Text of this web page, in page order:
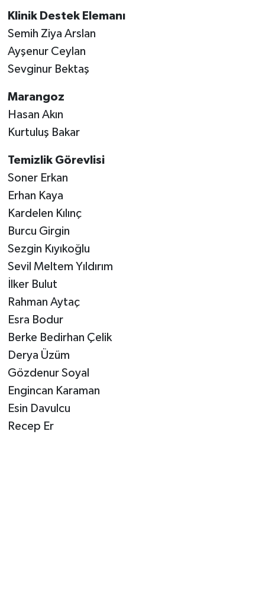
Klinik Destek Elemanı
Semih Ziya Arslan
Ayşenur Ceylan
Sevginur Bektaş
Marangoz
Hasan Akın
Kurtuluş Bakar
Temizlik Görevlisi
Soner Erkan
Erhan Kaya
Kardelen Kılınç
Burcu Girgin
Sezgin Kıyıkoğlu
Sevil Meltem Yıldırım
İlker Bulut
Rahman Aytaç
Esra Bodur
Berke Bedirhan Çelik
Derya Üzüm
Gözdenur Soyal
Engincan Karaman
Esin Davulcu
Recep Er